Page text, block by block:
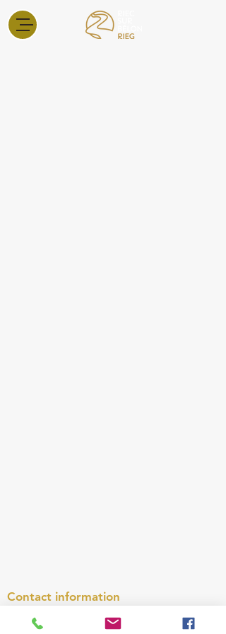
Contact information
4, rue François Cadoret